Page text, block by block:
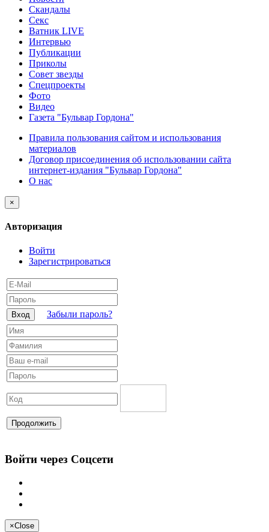
Скандалы
Секс
Ватник LIVE
Интервью
Публикации
Приколы
Совет звезды
Спецпроекты
Фото
Видео
Газета "Бульвар Гордона"
Правила пользования сайтом и использования
материалов
Договор присоединения об использовании сайта
интернет-издания "Бульвар Гордона"
О нас
×
Авторизация
Войти
Зарегистрироваться
Вход Забыли пароль?
Продолжить
Войти через Соцсети
×Close